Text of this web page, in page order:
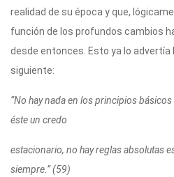
realidad de su época y que,
función de los profundos cambios
desde entonces. Esto ya lo advertía
siguiente:
“No hay nada en los principios
éste un credo
estacionario, no hay reglas absolutas
siempre.” (59)